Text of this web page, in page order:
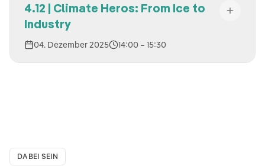
4.12 | Climate Heros: From Ice to
Industry
04. Dezember 2025 14:00 – 15:30
DABEI SEIN